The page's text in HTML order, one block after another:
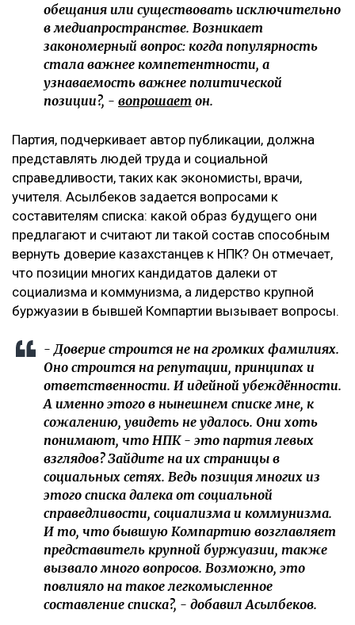
обещания или существовать исключительно
в медиапространстве. Возникает
закономерный вопрос: когда популярность
стала важнее компетентности, а
узнаваемость важнее политической
позиции?, - вопрошает он.
Партия, подчеркивает автор публикации, должна
представлять людей труда и социальной
справедливости, таких как экономисты, врачи,
учителя. Асылбеков задается вопросами к
составителям списка: какой образ будущего они
предлагают и считают ли такой состав способным
вернуть доверие казахстанцев к НПК? Он отмечает,
что позиции многих кандидатов далеки от
социализма и коммунизма, а лидерство крупной
буржуазии в бывшей Компартии вызывает вопросы.
- Доверие строится не на громких фамилиях.
Оно строится на репутации, принципах и
ответственности. И идейной убеждённости.
А именно этого в нынешнем списке мне, к
сожалению, увидеть не удалось. Они хоть
понимают, что НПК - это партия левых
взглядов? Зайдите на их страницы в
социальных сетях. Ведь позиция многих из
этого списка далека от социальной
справедливости, социализма и коммунизма.
И то, что бывшую Компартию возглавляет
представитель крупной буржуазии, также
вызвало много вопросов. Возможно, это
повлияло на такое легкомысленное
составление списка?, - добавил Асылбеков.